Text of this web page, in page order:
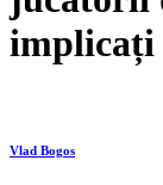
implicați
Vlad Bogos